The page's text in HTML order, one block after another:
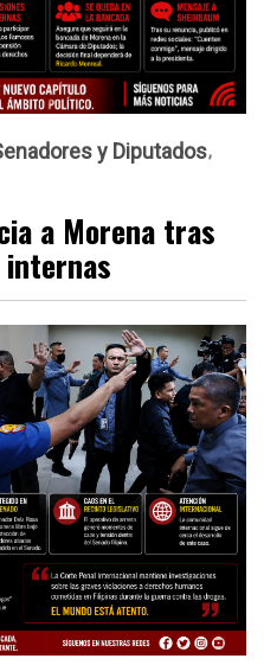
y Diputados
a Morena tras